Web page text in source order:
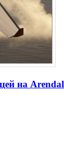
на Arendal